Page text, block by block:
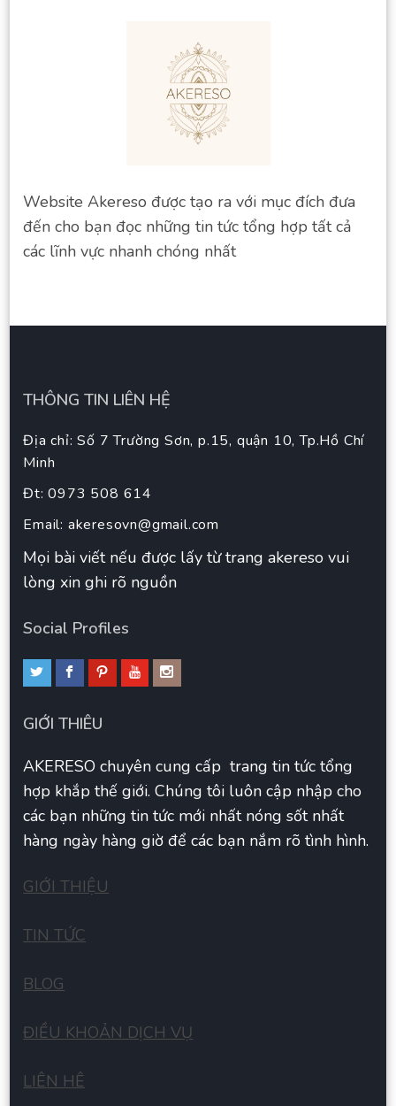
Website Akereso được tạo ra với mục đích đưa
đến cho bạn đọc những tin tức tổng hợp tất cả
các lĩnh vực nhanh chóng nhất
THÔNG TIN LIÊN HỆ
Địa chỉ: Số 7 Trường Sơn, p.15, quận 10, Tp.Hồ Chí
Minh
Đt: 0973 508 614
Email: akeresovn@gmail.com
Mọi bài viết nếu được lấy từ trang akereso vui
lòng xin ghi rõ nguồn
Social Profiles
GIỚI THIÊU
AKERESO chuyên cung cấp trang tin tức tổng
hợp khắp thế giới. Chúng tôi luôn cập nhập cho
các bạn những tin tức mới nhất nóng sốt nhất
hàng ngày hàng giờ để các bạn nắm rõ tình hình.
GIỚI THIỆU
TIN TỨC
BLOG
ĐIỀU KHOẢN DỊCH VỤ
LIÊN HÊ